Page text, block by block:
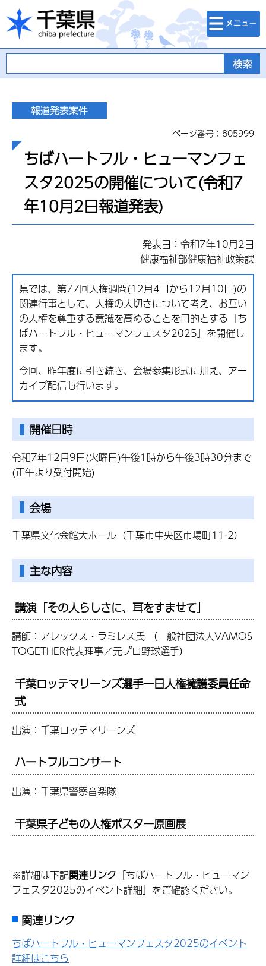
千葉県
検索・メニュ
ー
ページ番号：805999
ちばハートフル・ヒューマンフェ
スタ2025の開催について(令和7
年10月2日報道発表)
発表日：令和7年10月2日
健康福祉部健康福祉政策課
県では、第77回人権週間(12月4日から12月10日)の
関連行事として、人権の大切さについて考え、お互い
の人権を尊重する意識を高めることを目的とする「ち
ばハートフル・ヒューマンフェスタ2025」を開催し
ます。
今回、昨年度に引き続き、会場参集形式に加え、アー
カイブ配信も行います。
開催日時
令和7年12月9日(火曜日)午後1時から午後3時30分まで
(正午より受付開始)
会場
千葉県文化会館大ホール（千葉市中央区市場町11-2）
主な内容
講演「その人らしさに、耳をすませて」
講師：アレックス・ラミレス氏 （一般社団法人VAMOS
TOGETHER代表理事／元プロ野球選手）
千葉ロッテマリーンズ選手一日人権擁護委員任命
式
出演：千葉ロッテマリーンズ
ハートフルコンサート
出演：千葉県警察音楽隊
千葉県子どもの人権ポスター原画展
※詳細は下記関連リンク 「ちばハートフル・ヒューマン
フェスタ2025のイベント詳細」をご確認ください。
関連リンク
ちばハートフル・ヒューマンフェスタ2025のイベント
詳細はこちら